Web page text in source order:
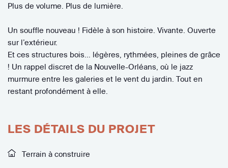
Plus de volume. Plus de lumière.
Un souffle nouveau ! Fidèle à son histoire. Vivante. Ouverte
sur l’extérieur.
Et ces structures bois… légères, rythmées, pleines de grâce
! Un rappel discret de la Nouvelle-Orléans, où le jazz
murmure entre les galeries et le vent du jardin. Tout en
restant profondément à elle.
LES DÉTAILS DU PROJET
Terrain à construire